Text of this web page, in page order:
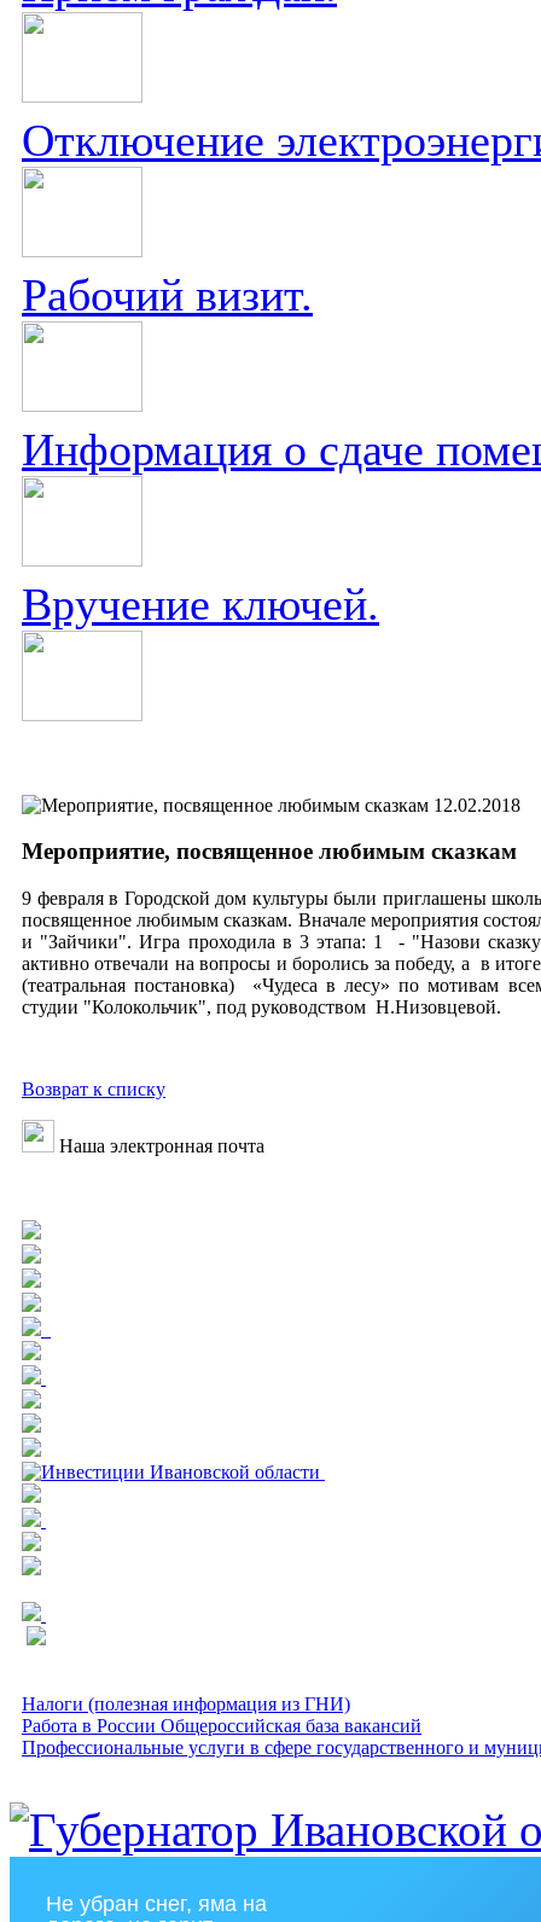
Отключение
Рабочий визит.
Информация о сдаче
Вручение ключей.
12.02.2018
Мероприятие, посвященное любимым сказкам
9 февраля в Городской дом культуры были приглашены
посвященное любимым сказкам. Вначале мероприятия
и "Зайчики". Игра проходила в 3 этапа: 1 - "Назови
активно отвечали на вопросы и боролись за победу, а в
(театральная постановка) «Чудеса в лесу» по мотивам
студии "Колокольчик", под руководством Н.Низовцевой.
Возврат к списку
Наша электронная почта
Налоги (полезная информация из ГНИ)
Работа в России Общероссийская база вакансий
Профессиональные услуги в сфере государственного и
Не убран снег, яма на